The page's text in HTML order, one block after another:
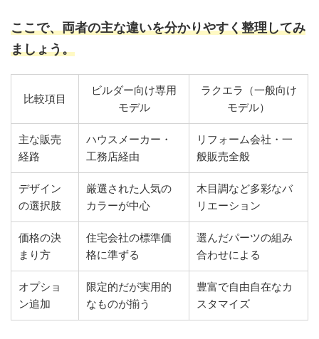
ここで、両者の主な違いを分かりやすく整理してみ
ましょう。
比較項目
ビルダー向け専用
モデル
ラクエラ（一般向け
モデル）
主な販売
経路
ハウスメーカー・
工務店経由
リフォーム会社・一
般販売全般
デザイン
の選択肢
厳選された人気の
カラーが中心
木目調など多彩なバ
リエーション
価格の決
まり方
住宅会社の標準価
格に準ずる
選んだパーツの組み
合わせによる
オプショ
ン追加
限定的だが実用的
なものが揃う
豊富で自由自在なカ
スタマイズ